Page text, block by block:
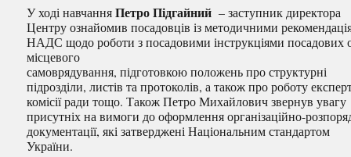
У ході навчанняПетро Підгайний– заступник директора
Центру ознайомив посадовців із методичними
НАДС щодо роботи з посадовими інструкціями посадових
місцевого
самоврядування, підготовкою положень про структурні
підрозділи, листів та протоколів, а також про роботу
комісії ради тощо. Також Петро Михайлович звернув увагу
присутніх на вимоги до оформлення організаційно-
документації, які затверджені Національним стандартом
України.